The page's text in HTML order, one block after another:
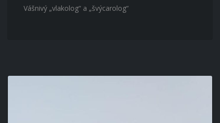
Vášnivý „vlakolog“ a „švýcarolog“